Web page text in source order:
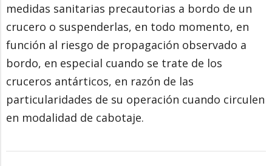
medidas sanitarias precautorias a bordo de un
crucero o suspenderlas, en todo momento, en
función al riesgo de propagación observado a
bordo, en especial cuando se trate de los
cruceros antárticos, en razón de las
particularidades de su operación cuando circulen
en modalidad de cabotaje.